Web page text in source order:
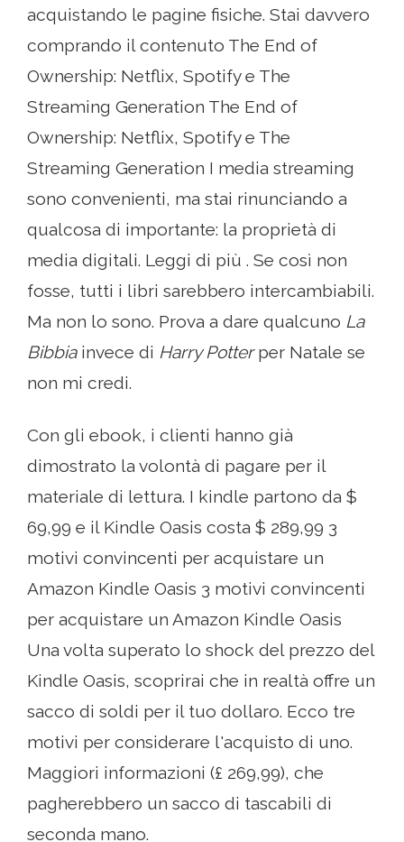
acquistando le pagine fisiche. Stai davvero
comprando il contenuto The End of
Ownership: Netflix, Spotify e The
Streaming Generation The End of
Ownership: Netflix, Spotify e The
Streaming Generation I media streaming
sono convenienti, ma stai rinunciando a
qualcosa di importante: la proprietà di
media digitali. Leggi di più . Se così non
fosse, tutti i libri sarebbero intercambiabili.
Ma non lo sono. Prova a dare qualcuno La
Bibbiainvece di Harry Potterper Natale se
non mi credi.
Con gli ebook, i clienti hanno già
dimostrato la volontà di pagare per il
materiale di lettura. I kindle partono da $
69,99 e il Kindle Oasis costa $ 289,99 3
motivi convincenti per acquistare un
Amazon Kindle Oasis 3 motivi convincenti
per acquistare un Amazon Kindle Oasis
Una volta superato lo shock del prezzo del
Kindle Oasis, scoprirai che in realtà offre un
sacco di soldi per il tuo dollaro. Ecco tre
motivi per considerare l'acquisto di uno.
Maggiori informazioni (£ 269,99), che
pagherebbero un sacco di tascabili di
seconda mano.